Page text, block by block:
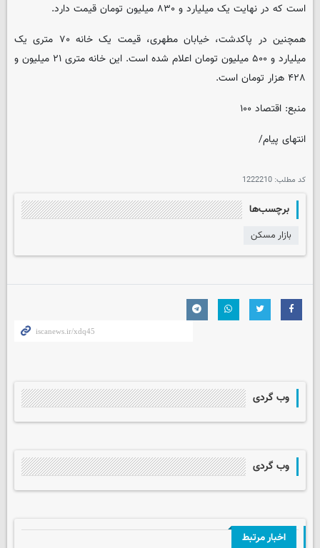
است که در نهایت یک میلیارد و ۸۳۰ میلیون تومان قیمت دارد.
همچنین در پاکدشت، خیابان مطهری، قیمت یک خانه ۷۰ متری یک
میلیارد و ۵۰۰ میلیون تومان اعلام شده است. این خانه متری ۲۱ میلیون و
۴۲۸ هزار تومان است.
منبع: اقتصاد ۱۰۰
انتهای پیام/
کد مطلب: 1222210
برچسب‌ها
بازار مسکن
وب گردی
وب گردی
اخبار مرتبط